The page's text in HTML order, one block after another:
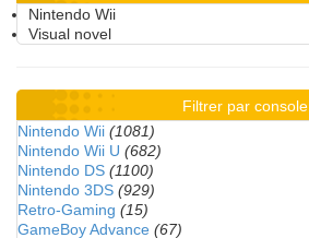
Nintendo Wii
Visual novel
Filtrer par console
Nintendo Wii (1081)
Nintendo Wii U (682)
Nintendo DS (1100)
Nintendo 3DS (929)
Retro-Gaming (15)
GameBoy Advance (67)